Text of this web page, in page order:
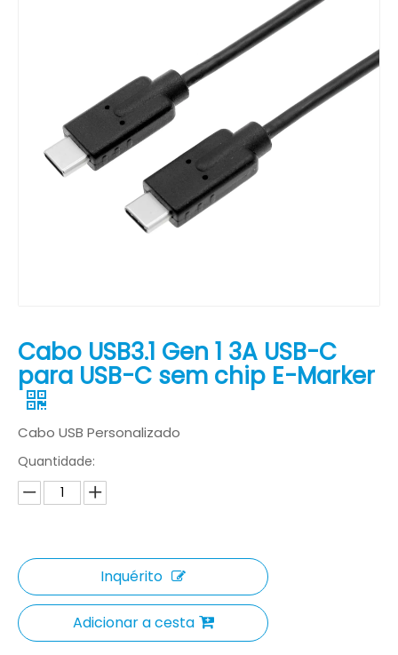
Cabo USB3.1 Gen 1 3A USB-C
para USB-C sem chip E-Marker
Cabo USB Personalizado
Quantidade:
Inquérito
Adicionar a cesta